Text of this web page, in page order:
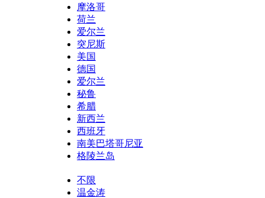
摩洛哥
荷兰
爱尔兰
突尼斯
美国
德国
爱尔兰
秘鲁
希腊
新西兰
西班牙
南美巴塔哥尼亚
格陵兰岛
不限
温金涛